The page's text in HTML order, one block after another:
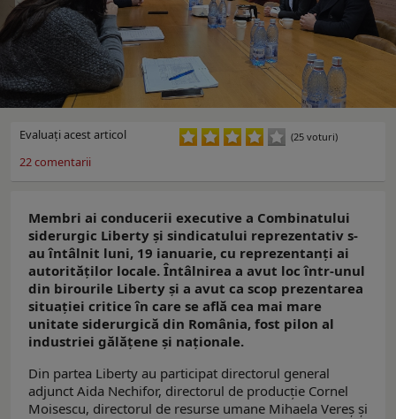
Evaluaţi acest articol (25 voturi)
22comentarii
Membri ai conducerii executive a Combinatului
siderurgic Liberty și sindicatului reprezentativ s-
au întâlnit luni, 19 ianuarie, cu reprezentanți ai
autorităților locale. Întâlnirea a avut loc într-unul
din birourile Liberty și a avut ca scop prezentarea
situației critice în care se află cea mai mare
unitate siderurgică din România, fost pilon al
industriei gălățene și naționale.
Din partea Liberty au participat directorul general
adjunct Aida Nechifor, directorul de producție Cornel
Moisescu, directorul de resurse umane Mihaela Vereș și